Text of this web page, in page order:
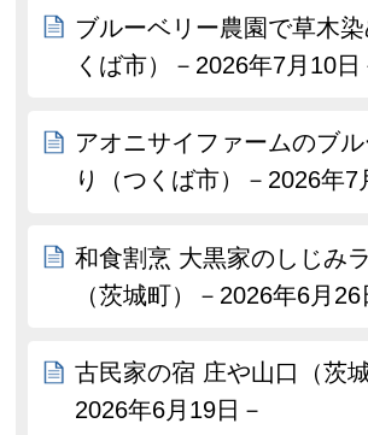
ブルーベリー農園で草木
くば市）－2026年7月10日
アオニサイファームのブ
り（つくば市）－2026年7
和食割烹 大黒家のしじみ
（茨城町）－2026年6月26
古民家の宿 庄や山口（茨
2026年6月19日－